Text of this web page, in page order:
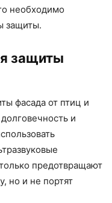
необходимо
защиты.
защиты
фасада от птиц и
и
предотвращают
но и не портят